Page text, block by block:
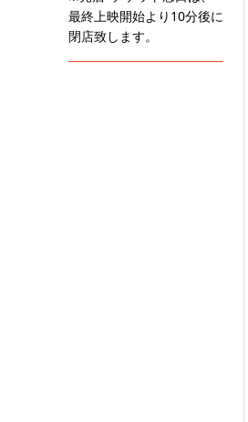
最終上映開始より10分後に
閉店致します。